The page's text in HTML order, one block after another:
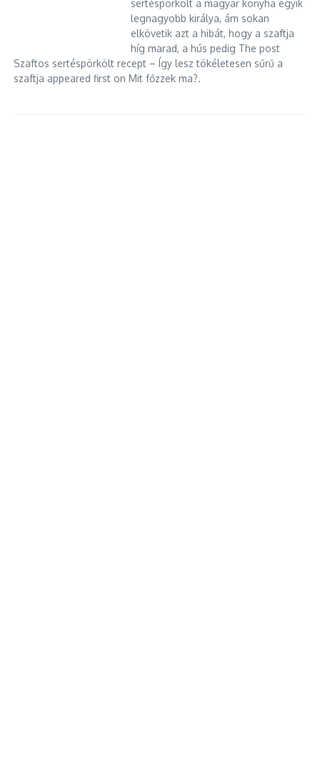
Megnyílt a Liget téri átjáró: új
szakaszhoz érkezett a Kőbánya-
Ikarusz – a magyar remekmű
2026.01.21.
sertéspörkölt a magyar konyha egyik
legnagyobb királya, ám sokan
elkövetik azt a hibát, hogy a szaftja
híg marad, a hús pedig The post
Szaftos sertéspörkölt recept – Így lesz tökéletesen sűrű a
szaftja appeared first on Mit főzzek ma?.